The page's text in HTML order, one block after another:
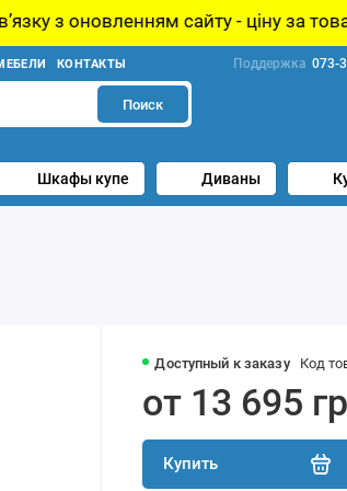
сайту - ціну за товар уточнюйте
КОНТАКТЫ Поддержка 073-
Поиск
Шкафы купе Диваны
Доступный к заказу Код
от 13 695
Купить